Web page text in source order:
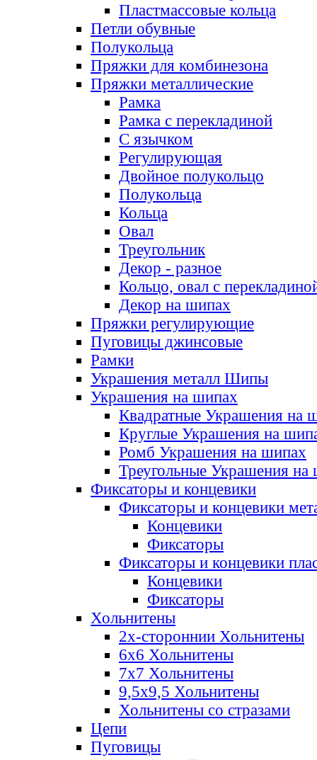
Пластмассовые кольца
Петли обувные
Полукольца
Пряжки для комбинезона
Пряжки металлические
Рамка
Рамка с перекладиной
С язычком
Регулирующая
Двойное полукольцо
Полукольца
Кольца
Овал
Треугольник
Декор - разное
Кольцо, овал с
Декор на шипах
Пряжки регулирующие
Пуговицы джинсовые
Рамки
Украшения металл Шипы
Украшения на шипах
Квадратные Украшения на
Круглые Украшения на
Ромб Украшения на шипах
Треугольные Украшения на
Фиксаторы и концевики
Фиксаторы и концевики
Концевики
Фиксаторы
Фиксаторы и концевики
Концевики
Фиксаторы
Хольнитены
2х-стороннии Хольнитены
6х6 Хольнитены
7х7 Хольнитены
9,5х9,5 Хольнитены
Хольнитены со стразами
Цепи
Пуговицы